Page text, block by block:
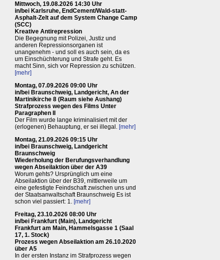
Mittwoch, 19.08.2026 14:30 Uhr
in/bei Karlsruhe, EndCement/Wald-statt-
Asphalt-Zelt auf dem System Change Camp
(SCC)
Kreative Antirepression
Die Begegnung mit Polizei, Justiz und
anderen Repressionsorganen ist
unangenehm - und soll es auch sein, da es
um Einschüchterung und Strafe geht. Es
macht Sinn, sich vor Repression zu schützen.
[mehr]
Montag, 07.09.2026 09:00 Uhr
in/bei Braunschweig, Landgericht, An der
Martinikirche 8 (Raum siehe Aushang)
Strafprozess wegen des Films Unter
Paragraphen II
Der Film wurde lange kriminalisiert mit der
(erlogenen) Behauptung, er sei illegal. [mehr]
Montag, 21.09.2026 09:15 Uhr
in/bei Braunschweig, Landgericht
Braunschweig
Wiederholung der Berufungsverhandlung
wegen Abseilaktion über der A39
Worum gehts? Ursprünglich um eine
Abseilaktion über der B39, mittlerweile um
eine gefestigte Feindschaft zwischen uns und
der Staatsanwaltschaft Braunschweig Es ist
schon viel passiert: 1. [mehr]
Freitag, 23.10.2026 08:00 Uhr
in/bei Frankfurt (Main), Landgericht
Frankfurt am Main, Hammelsgasse 1 (Saal
17, 1. Stock)
Prozess wegen Abseilaktion am 26.10.2020
über A5
In der ersten Instanz im Strafprozess wegen